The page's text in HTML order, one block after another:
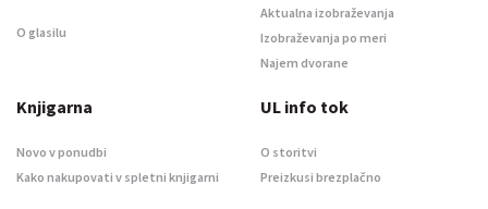
O glasilu
Aktualna izobraževanja
Izobraževanja po meri
Najem dvorane
Knjigarna
Novo v ponudbi
Kako nakupovati v spletni knjigarni
UL info tok
O storitvi
Preizkusi brezplačno